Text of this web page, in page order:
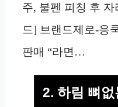
주, 불펜 피칭 후
드] 브랜드제로-응
판매 “라면…
2. 하림 뼈